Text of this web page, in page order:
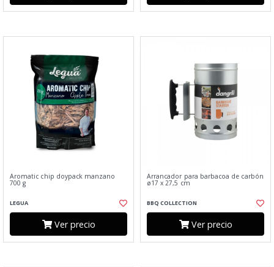
Aromatic chip doypack manzano
700 g
LEGUA
Ver precio
Arrancador para barbacoa de carbón
ø17 x 27,5 cm
BBQ COLLECTION
Ver precio